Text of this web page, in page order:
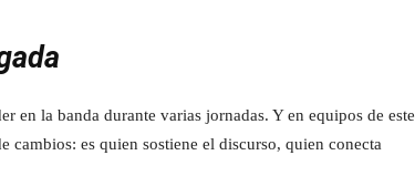
en la banda durante varias jornadas. Y en equipos de este
es quien sostiene el discurso, quien conecta